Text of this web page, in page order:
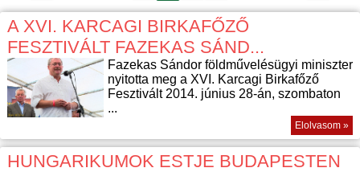
A XVI. KARCAGI BIRKAFŐZŐ
FESZTIVÁLT FAZEKAS SÁND...
Fazekas Sándor földművelésügyi miniszter
nyitotta meg a XVI. Karcagi Birkafőző
Fesztivált 2014. június 28-án, szombaton
...
Elolvasom »
HUNGARIKUMOK ESTJE BUDAPESTEN